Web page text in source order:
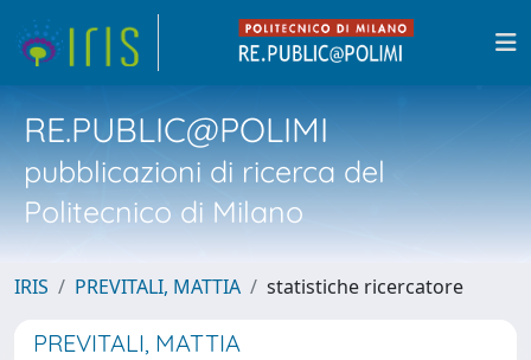
RE.PUBLIC@POLIMI
pubblicazioni di ricerca del
Politecnico di Milano
IRIS PREVITALI, MATTIA statistiche ricercatore
PREVITALI, MATTIA